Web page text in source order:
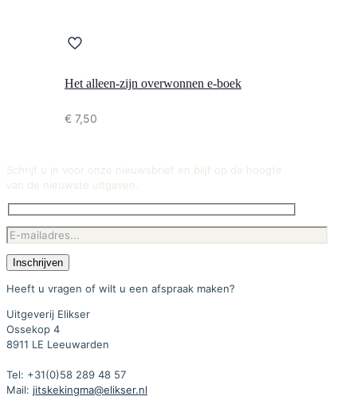
Het alleen-zijn overwonnen e-boek
€ 7,50
Schrijf u in voor onze nieuwsbrief en blijf op de hoogte
van de nieuwste uitgaven.
Heeft u vragen of wilt u een afspraak maken?
Uitgeverij Elikser
Ossekop 4
8911 LE Leeuwarden
Tel: +31(0)58 289 48 57
Mail: jitskekingma@elikser.nl